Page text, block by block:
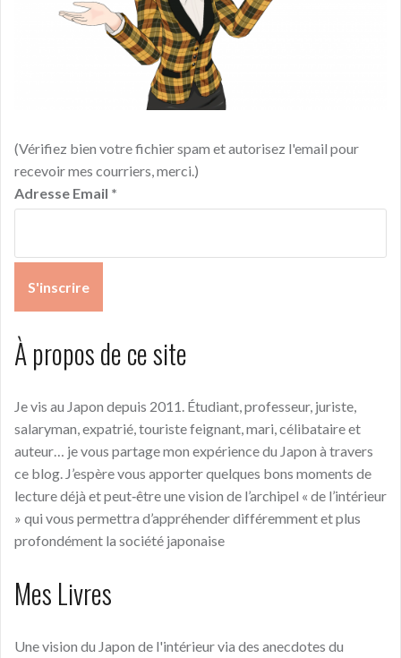
(Vérifiez bien votre fichier spam et autorisez l'email pour
recevoir mes courriers, merci.)
Adresse Email *
À propos de ce site
Je vis au Japon depuis 2011. Étudiant, professeur, juriste,
salaryman, expatrié, touriste feignant, mari, célibataire et
auteur… je vous partage mon expérience du Japon à travers
ce blog. J’espère vous apporter quelques bons moments de
lecture déjà et peut‑être une vision de l’archipel « de l’intérieur
» qui vous permettra d’appréhender différemment et plus
profondément la société japonaise
Mes Livres
Une vision du Japon de l'intérieur via des anecdotes du